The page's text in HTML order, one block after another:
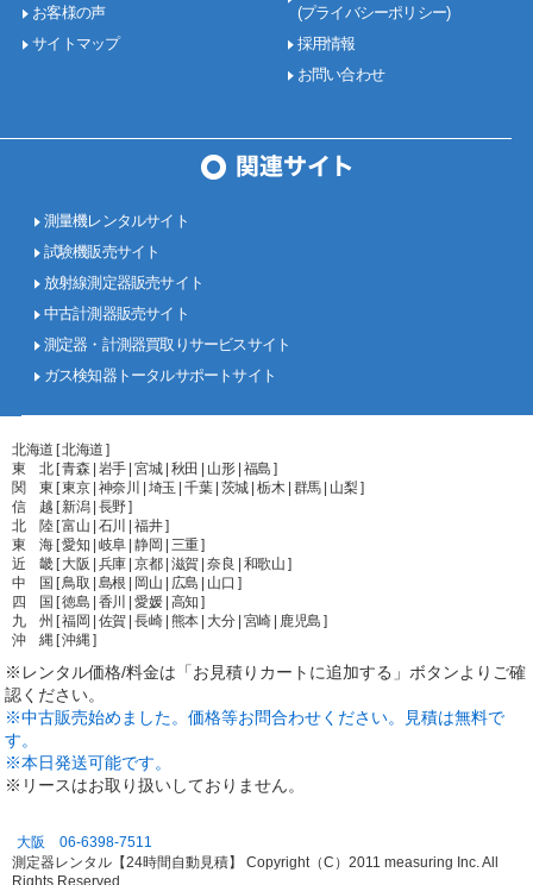
お客様の声
サイトマップ
(プライバシーポリシー)
採用情報
お問い合わせ
測量機レンタルサイト
試験機販売サイト
放射線測定器販売サイト
中古計測器販売サイト
測定器・計測器買取りサービスサイト
ガス検知器トータルサポートサイト
北海道 [ 北海道 ]
東 北 [ 青森 | 岩手 | 宮城 | 秋田 | 山形 | 福島 ]
関 東 [ 東京 | 神奈川 | 埼玉 | 千葉 | 茨城 | 栃木 | 群馬 | 山梨 ]
信 越 [ 新潟 | 長野 ]
北 陸 [ 富山 | 石川 | 福井 ]
東 海 [ 愛知 | 岐阜 | 静岡 | 三重 ]
近 畿 [ 大阪 | 兵庫 | 京都 | 滋賀 | 奈良 | 和歌山 ]
中 国 [ 鳥取 | 島根 | 岡山 | 広島 | 山口 ]
四 国 [ 徳島 | 香川 | 愛媛 | 高知 ]
九 州 [ 福岡 | 佐賀 | 長崎 | 熊本 | 大分 | 宮崎 | 鹿児島 ]
沖 縄 [ 沖縄 ]
※レンタル価格/料金は「お見積りカートに追加する」ボタンよりご確
認ください。
※中古販売始めました。価格等お問合わせください。見積は無料で
す。
※本日発送可能です。
※リースはお取り扱いしておりません。
大阪 06-6398-7511
測定器レンタル【24時間自動見積】 Copyright（C）2011 measuring Inc. All